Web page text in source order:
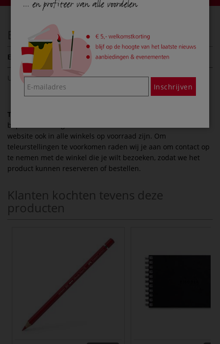
Een beoordeling schrijven
Er zijn nog geen beoordelingen voor dit product.
U dient te zijningelogd, om een reactie te kunnen plaatsen.
Ter informatie:
beperkte omvang van onze winkels niet alle artikelen van de
website ook in alle winkels op voorraad zijn. Om
teleurstellingen te voorkomen raden wij je aan om contact op
te nemen met de winkel die je wilt bezoeken, zodat we het
product kunnen reserveren of bestellen.
Klanten kochten tevens deze
producten
Inschrijven